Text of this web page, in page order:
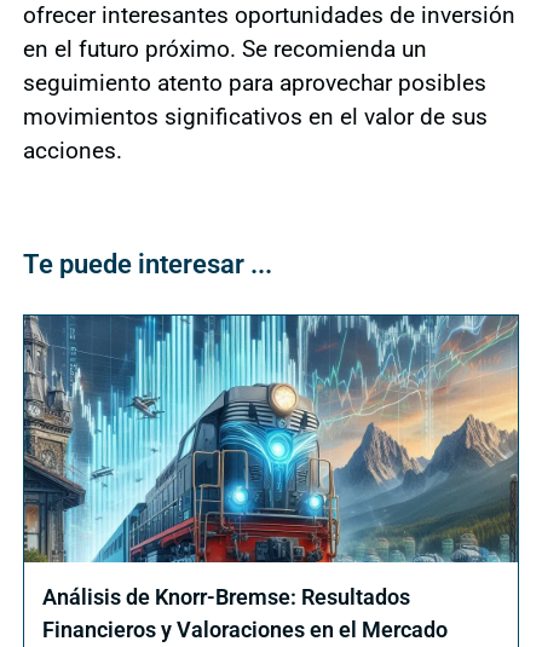
ofrecer interesantes oportunidades de inversión
en el futuro próximo. Se recomienda un
seguimiento atento para aprovechar posibles
movimientos significativos en el valor de sus
acciones.
Te puede interesar ...
Análisis de Knorr-Bremse: Resultados
Financieros y Valoraciones en el Mercado